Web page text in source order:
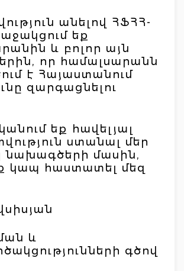
անելով ՀՖՀՀ-
աջակցում եք
և բոլոր այն
որ համալսարանն
է Հայաստանում
զարգացնելու
եք հավելյալ
ստանալ մեր
նախագծերի մասին,
կապ հաստատել մեզ
և
գծով